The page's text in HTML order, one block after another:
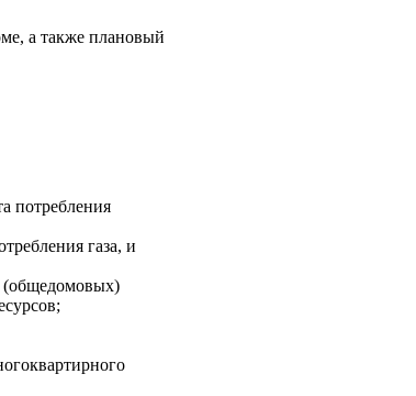
а также плановый
потребления
газа, и
(общедомовых)